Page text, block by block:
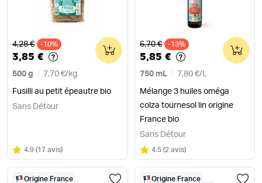
Ancien prix
4,28 € -10%
3,85 €
500 g 7,70 €/ kg
Fusilli au petit épeautre bio
0
Sans Détour
Note
4.9 sur 5
(17 avis)
Ancien prix
6,70 € -13%
5,85 €
750 mL 7,80 €/ L
Mélange 3 huiles oméga
colza tournesol lin origine
France bio
0
Sans Détour
Note
4.5 sur 5
(2 avis)
Origine France Origine France